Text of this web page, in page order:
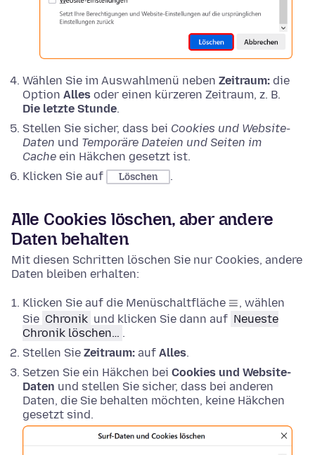
Wählen Sie im Auswahlmenü neben Zeitraum: die
Option Alles oder einen kürzeren Zeitraum, z. B.
Die letzte Stunde.
Stellen Sie sicher, dass bei Cookies und Website-
Daten und Temporäre Dateien und Seiten im
Cache ein Häkchen gesetzt ist.
Klicken Sie auf
Löschen .
Alle Cookies löschen, aber andere
Daten behalten
Mit diesen Schritten löschen Sie nur Cookies, andere
Daten bleiben erhalten:
Klicken Sie auf die Menüschaltfläche
, wählen
Sie Chronik und klicken Sie dann auf Neueste
Chronik löschen… .
Stellen Sie Zeitraum: auf Alles.
Setzen Sie ein Häkchen bei Cookies und Website-
Daten und stellen Sie sicher, dass bei anderen
Daten, die Sie behalten möchten, keine Häkchen
gesetzt sind.